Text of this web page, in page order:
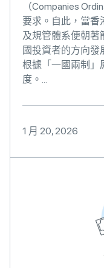
（Companies
要求。自此，當香
及規管體系便朝著
國投資者的方向
根據「一國兩制」
度。...
1 月 20, 2026